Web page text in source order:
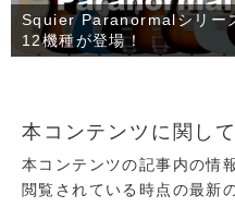
Squier Paranormalシリー
12機種が登場！
本コンテンツに関して
本コンテンツの記事内の情
閲覧されている時点の最新